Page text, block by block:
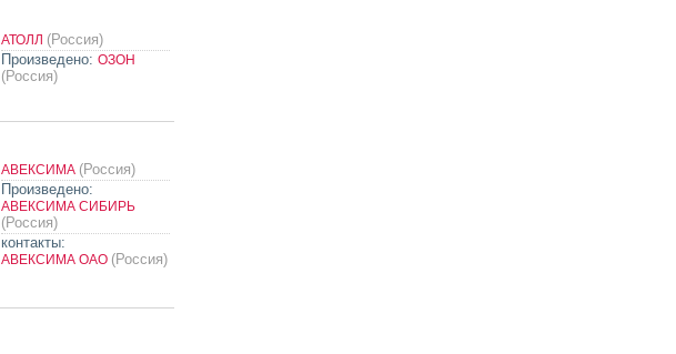
АТОЛЛ (Россия)
Произведено: ОЗОН
(Россия)
АВЕКСИМА (Россия)
Произведено:
АВЕКСИМА СИБИРЬ
(Россия)
контакты:
АВЕКСИМА ОАО (Россия)